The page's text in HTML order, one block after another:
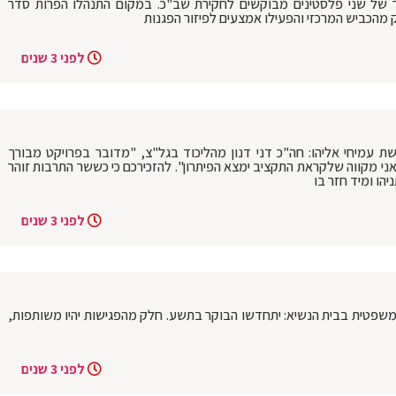
שני פלסטינים מבוקשים לחקירת שב"כ. במקום התנהלו הפרות סדר
המרכזי והפעילו אמצעים לפיזור הפגנות
לפני 3 שנים
עמיחי אליהו: חה"כ דני דנון מהליכוד בגל"צ, "מדובר בפרויקט מבורך
מקווה שלקראת התקציב ימצא הפיתרון". להזכירכם כי כששר התרבות זוהר
ומיד חזר בו
לפני 3 שנים
בבית הנשיא: יתחדשו הבוקר בתשע. חלק מהפגישות יהיו משותפות,
לפני 3 שנים